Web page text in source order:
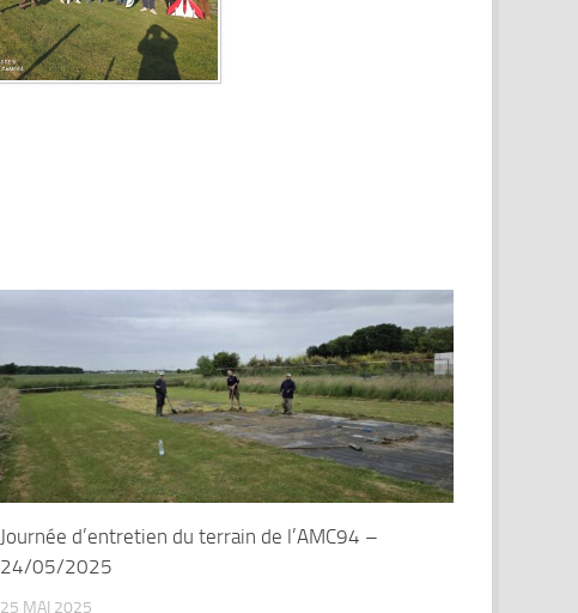
Journée d’entretien du terrain de l’AMC94 –
24/05/2025
25 MAI 2025